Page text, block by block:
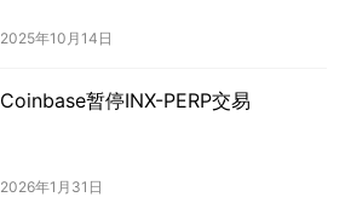
2025年10月14日
Coinbase暂停INX-PERP交易
2026年1月31日